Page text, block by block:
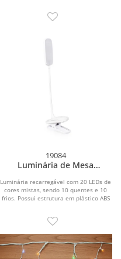
19084
Luminária de Mesa
Luminária recarregável com 20 LEDs de
cores mistas, sendo 10 quentes e 10
frios. Possui estrutura em plástico ABS